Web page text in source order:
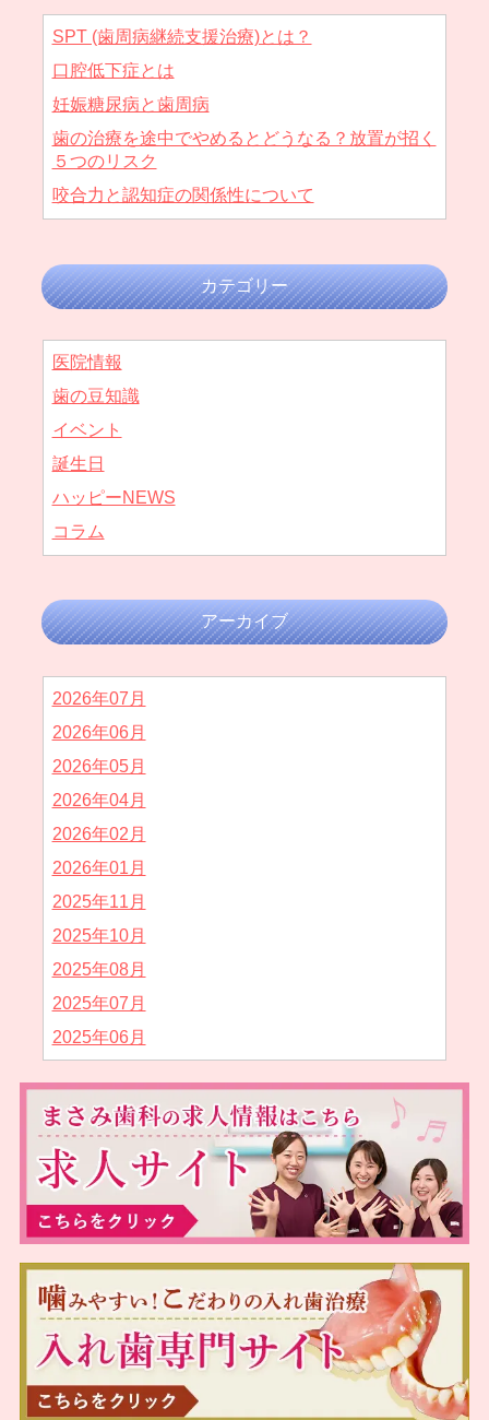
SPT (歯周病継続支援治療)とは？
口腔低下症とは
妊娠糖尿病と歯周病
歯の治療を途中でやめるとどうなる？放置が招く
５つのリスク
咬合力と認知症の関係性について
カテゴリー
医院情報
歯の豆知識
イベント
誕生日
ハッピーNEWS
コラム
アーカイブ
2026年07月
2026年06月
2026年05月
2026年04月
2026年02月
2026年01月
2025年11月
2025年10月
2025年08月
2025年07月
2025年06月
2025年04月
2025年02月
2025年01月
2024年12月
2024年11月
2024年10月
2024年09月
2024年08月
2024年07月
2024年05月